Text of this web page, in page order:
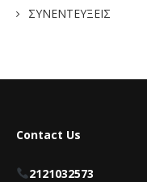
ΣΥΝΕΝΤΕΥΞΕΙΣ
Contact Us
2121032573